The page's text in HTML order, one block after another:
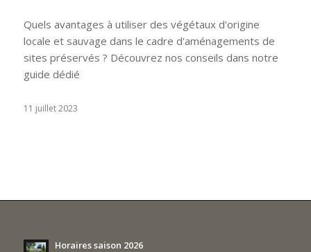
Quels avantages à utiliser des végétaux d'origine
locale et sauvage dans le cadre d'aménagements de
sites préservés ? Découvrez nos conseils dans notre
guide dédié
11 juillet 2023
Horaires saison 2026